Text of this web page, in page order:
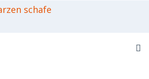
schafe